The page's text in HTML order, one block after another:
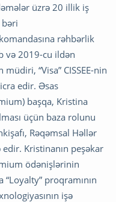
üzrə 20 illik iş
rəhbərlik
və 2019-cu ildən
“Visa” CISSEE-nin
edir. Əsas
başqa, Kristina
üçün baza rolunu
Rəqəmsal Həllər
Kristinanın peşəkar
ödənişlərinin
“Loyalty” proqramının
işə